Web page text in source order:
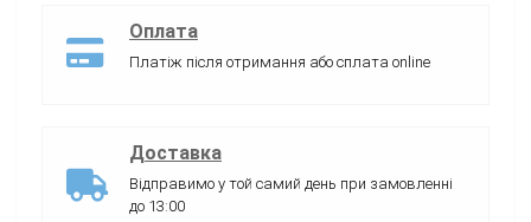
Оплата
Платіж після отримання або сплата online
Доставка
Відправимо у той самий день при замовленні
до 13:00